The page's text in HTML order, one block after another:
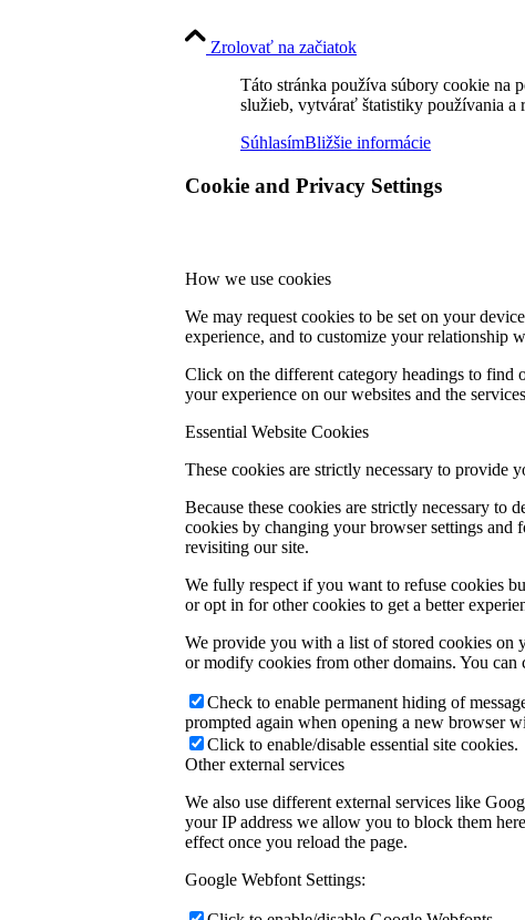
Zrolovať na začiatok
Táto stránka používa súbory cookie na
služieb, vytvárať štatistiky používania a
SúhlasímBližšie informácie
Cookie and Privacy Settings
How we use cookies
We may request cookies to be set on your
experience, and to customize your relationship
Click on the different category headings to find
your experience on our websites and the
Essential Website Cookies
These cookies are strictly necessary to provide
Because these cookies are strictly necessary
cookies by changing your browser settings
revisiting our site.
We fully respect if you want to refuse cookies
or opt in for other cookies to get a better
We provide you with a list of stored cookies on
or modify cookies from other domains. You can
Check to enable permanent hiding of
prompted again when opening a new browser
Click to enable/disable essential site cookies.
Other external services
We also use different external services like
your IP address we allow you to block them
effect once you reload the page.
Google Webfont Settings: